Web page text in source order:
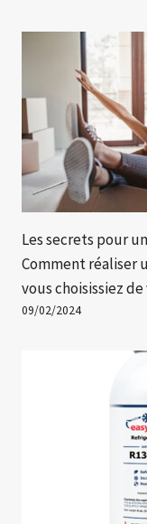
Les secrets pour
Comment réaliser
vous choisissiez
09/02/2024